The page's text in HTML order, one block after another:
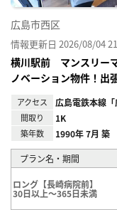
広島市西区
情報更新日 2026/08/04
横川駅前 マンスリー
ノベーション物件！出
アクセス 広島電鉄本線「
間取り 1K
築年数 1990年 7月 築
プラン名・期間
ロング【長崎病院前】
30日以上～365日未満